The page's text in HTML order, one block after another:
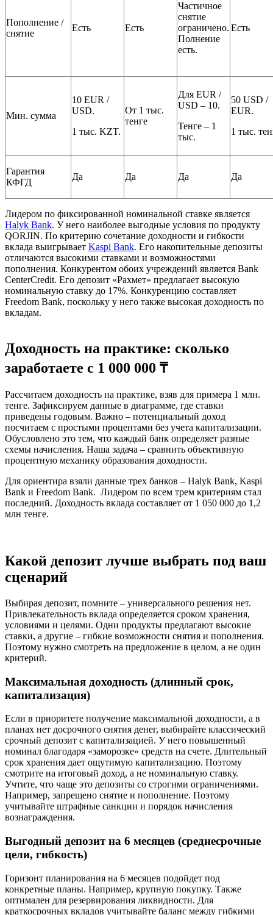
Пополнение /
снятие
Есть Есть
Частичное
снятие
ограничено.
Полнение
есть.
Есть
Мин. сумма
10 EUR /
USD.
1 тыс. KZT.
От 1 тыс.
тенге
Для EUR /
USD – 10.
Тенге – 1
тыс.
50 USD /
EUR.
1 тыс.
Гарантия
КФГД
Да Да Да Да
Лидером по фиксированной номинальной ставке является
Halyk Bank. У него наиболее выгодные условия по продукту
QORJIN. По критерию сочетание доходности и гибкости
вклада выигрывает Kaspi Bank. Его накопительные депозиты
отличаются высокими ставками и возможностями
пополнения. Конкурентом обоих учреждений является Bank
CenterCredit. Его депозит «Рахмет» предлагает высокую
номинальную ставку до 17%. Конкуренцию составляет
Freedom Bank, поскольку у него также высокая доходность по
вкладам.
Доходность на практике: сколько
заработаете с 1 000 000 ₸
Рассчитаем доходность на практике, взяв для примера 1 млн.
тенге. Зафиксируем данные в диаграмме, где ставки
приведены годовым. Важно – потенциальный доход
посчитаем с простыми процентами без учета капитализации.
Обусловлено это тем, что каждый банк определяет разные
схемы начисления. Наша задача – сравнить объективную
процентную механику образования доходности.
Для ориентира взяли данные трех банков – Halyk Bank, Kaspi
Bank и Freedom Bank. Лидером по всем трем критериям стал
последний. Доходность вклада составляет от 1 050 000 до 1,2
млн тенге.
Какой депозит лучше выбрать под ваш
сценарий
Выбирая депозит, помните – универсального решения нет.
Привлекательность вклада определяется сроком хранения,
условиями и целями. Одни продукты предлагают высокие
ставки, а другие – гибкие возможности снятия и пополнения.
Поэтому нужно смотреть на предложение в целом, а не один
критерий.
Максимальная доходность (длинный срок,
капитализация)
Если в приоритете получение максимальной доходности, а в
планах нет досрочного снятия денег, выбирайте классический
срочный депозит с капитализацией. У него повышенный
номинал благодаря «заморозке» средств на счете. Длительный
срок хранения дает ощутимую капитализацию. Поэтому
смотрите на итоговый доход, а не номинальную ставку.
Учтите, что чаще это депозиты со строгими ограничениями.
Например, запрещено снятие и пополнение. Поэтому
учитывайте штрафные санкции и порядок начисления
вознаграждения.
Выгодный депозит на 6 месяцев (среднесрочные
цели, гибкость)
Горизонт планирования на 6 месяцев подойдет под
конкретные планы. Например, крупную покупку. Также
оптимален для резервирования ликвидности. Для
краткосрочных вкладов учитывайте баланс между гибкими